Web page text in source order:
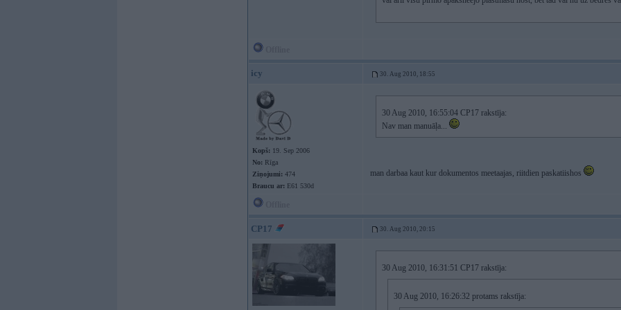
icy 30. Aug 2010, 18:55
Kopš: 19. Sep 2006
No: Rīga
Ziņojumi: 474
Braucu ar: E61 530d
30 Aug 2010, 16:55:04 CP17 rakstīja:
Nav man manuāļa...
man darbaa kaut kur dokumentos meetaajas, riitdien paskatiishos
CP17 30. Aug 2010, 20:15
30 Aug 2010, 16:31:51 CP17 rakstīja:
30 Aug 2010, 16:26:32 protams rakstīja: